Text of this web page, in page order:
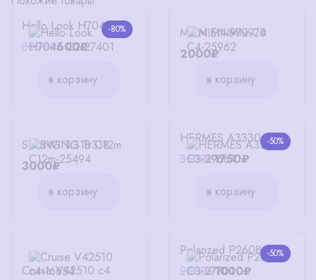
-80%
Hello Look H7045 C2
3000₽600₽
в корзину
MIEN MN970 C4
2000₽
в корзину
SWING Tr318 C12m
3000₽
в корзину
-50%
HERMES A3330 C3
3500₽1750₽
в корзину
Cruise V42510 c4
-50%
Polarized P2608 C3
2000₽1000₽